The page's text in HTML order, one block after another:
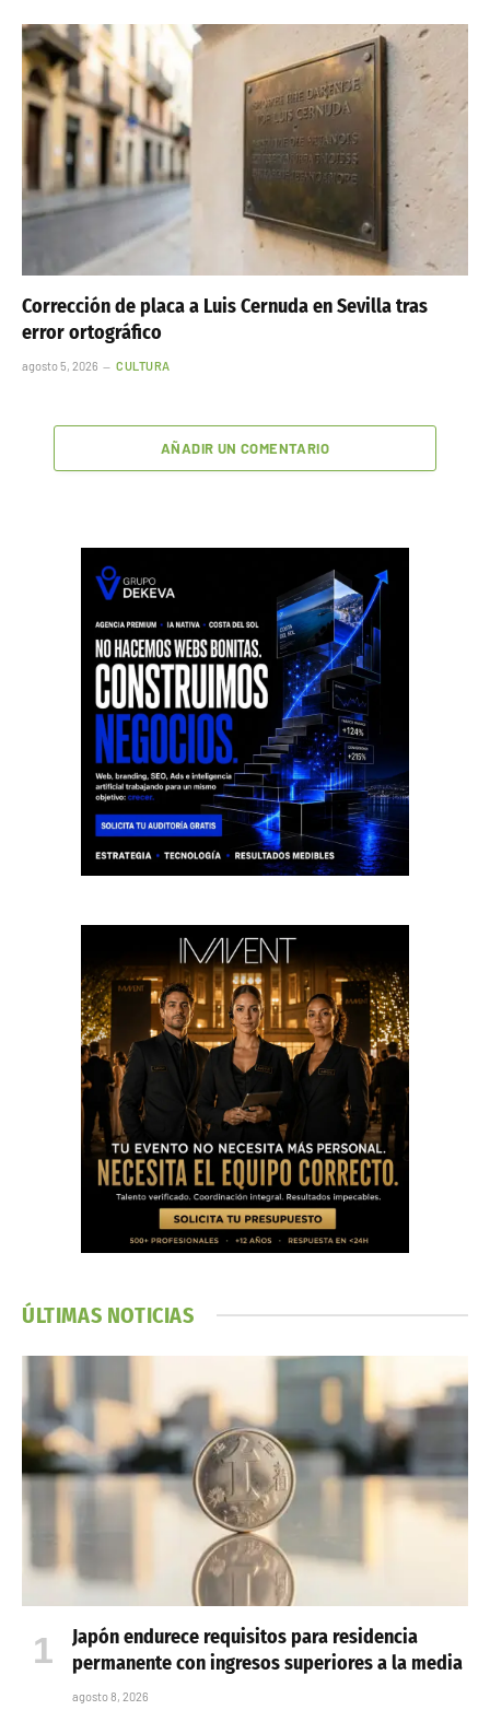
Corrección de placa a Luis Cernuda en Sevilla tras
error ortográfico
agosto 5, 2026 CULTURA
AÑADIR UN COMENTARIO
ÚLTIMAS NOTICIAS
Japón endurece requisitos para residencia
permanente con ingresos superiores a la media
agosto 8, 2026